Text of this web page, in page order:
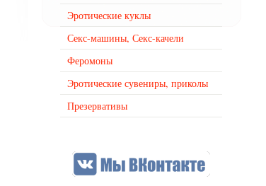
Эротические куклы
Секс-машины, Секс-качели
Феромоны
Эротические сувениры, приколы
Презервативы